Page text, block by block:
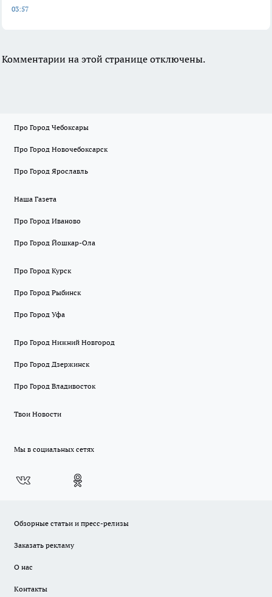
03:57
Комментарии на этой странице отключены.
Про Город Чебоксары
Про Город Новочебоксарск
Про Город Ярославль
Наша Газета
Про Город Иваново
Про Город Йошкар-Ола
Про Город Курск
Про Город Рыбинск
Про Город Уфа
Про Город Нижний Новгород
Про Город Дзержинск
Про Город Владивосток
Твои Новости
Мы в социальных сетях
Обзорные статьи и пресс-релизы
Заказать рекламу
О нас
Контакты